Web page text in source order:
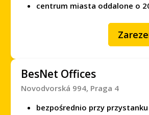
centrum miasta oddalone o
BesNet Offices
Novodvorská 994, Praga 4
bezpośrednio przy